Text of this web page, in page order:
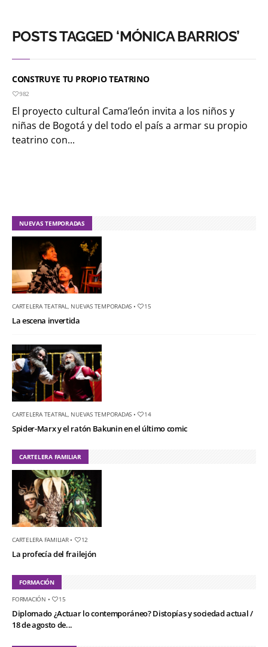
POSTS TAGGED ‘MÓNICA BARRIOS’
CONSTRUYE TU PROPIO TEATRINO
982
El proyecto cultural Cama’león invita a los niños y
niñas de Bogotá y del todo el país a armar su propio
teatrino con...
NUEVAS TEMPORADAS
CARTELERA TEATRAL NUEVAS TEMPORADAS • 15
La escena invertida
CARTELERA TEATRAL NUEVAS TEMPORADAS • 14
Spider-Marx y el ratón Bakunin en el último comic
CARTELERA FAMILIAR
CARTELERA FAMILIAR• 12
La profecía del frailejón
FORMACIÓN
FORMACIÓN • 15
Diplomado ¿Actuar lo contemporáneo? Distopías y sociedad actual /
18 de agosto de...